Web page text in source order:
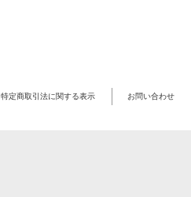
特定商取引法に関する表示 お問い合わせ